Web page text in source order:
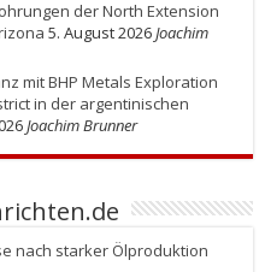
der North Extension
5. August 2026Joachim
mit BHP Metals Exploration
in der argentinischen
Joachim Brunner
nach starker Ölproduktion